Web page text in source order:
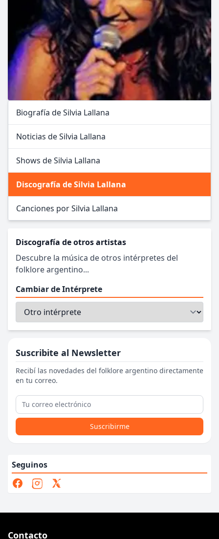
Biografía de Silvia Lallana
Noticias de Silvia Lallana
Shows de Silvia Lallana
Discografía de Silvia Lallana
Canciones por Silvia Lallana
Discografía de otros artistas
Descubre la música de otros intérpretes del
folklore argentino...
Cambiar de Intérprete
Suscribite al Newsletter
Recibí las novedades del folklore argentino directamente
en tu correo.
Suscribirme
Seguinos
Contacto